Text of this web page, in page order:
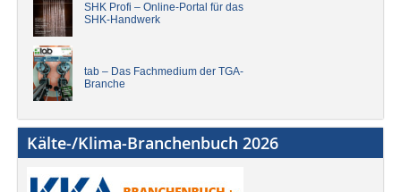
SHK Profi – Online-Portal für das
SHK-Handwerk
tab – Das Fachmedium der TGA-
Branche
Kälte-/Klima-Branchenbuch 2026